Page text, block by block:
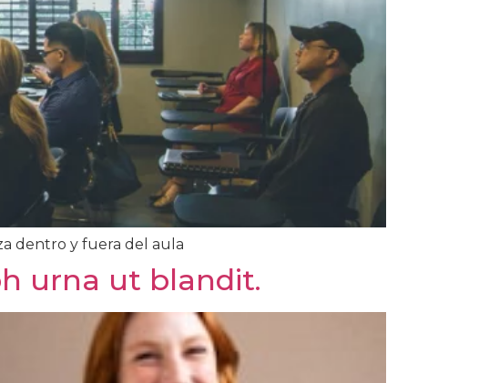
dentro y fuera del aula
urna ut blandit.